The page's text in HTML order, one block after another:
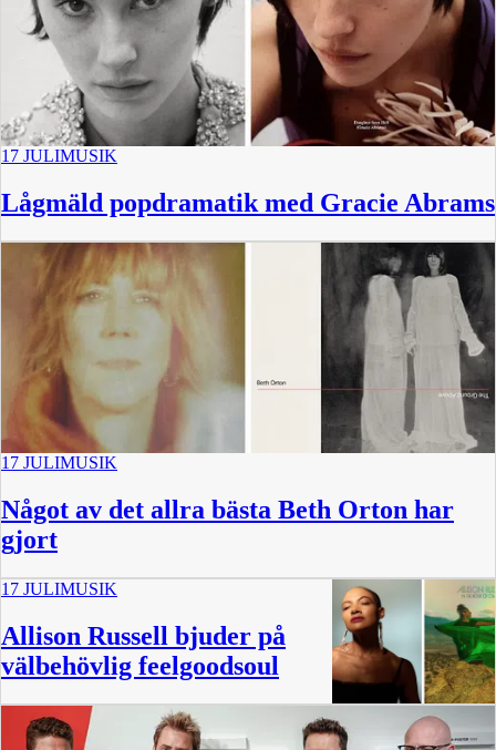
17 JULIMUSIK
Lågmäld popdramatik med Gracie Abrams
17 JULIMUSIK
Något av det allra bästa Beth Orton har
gjort
17 JULIMUSIK
Allison Russell bjuder på
välbehövlig feelgoodsoul